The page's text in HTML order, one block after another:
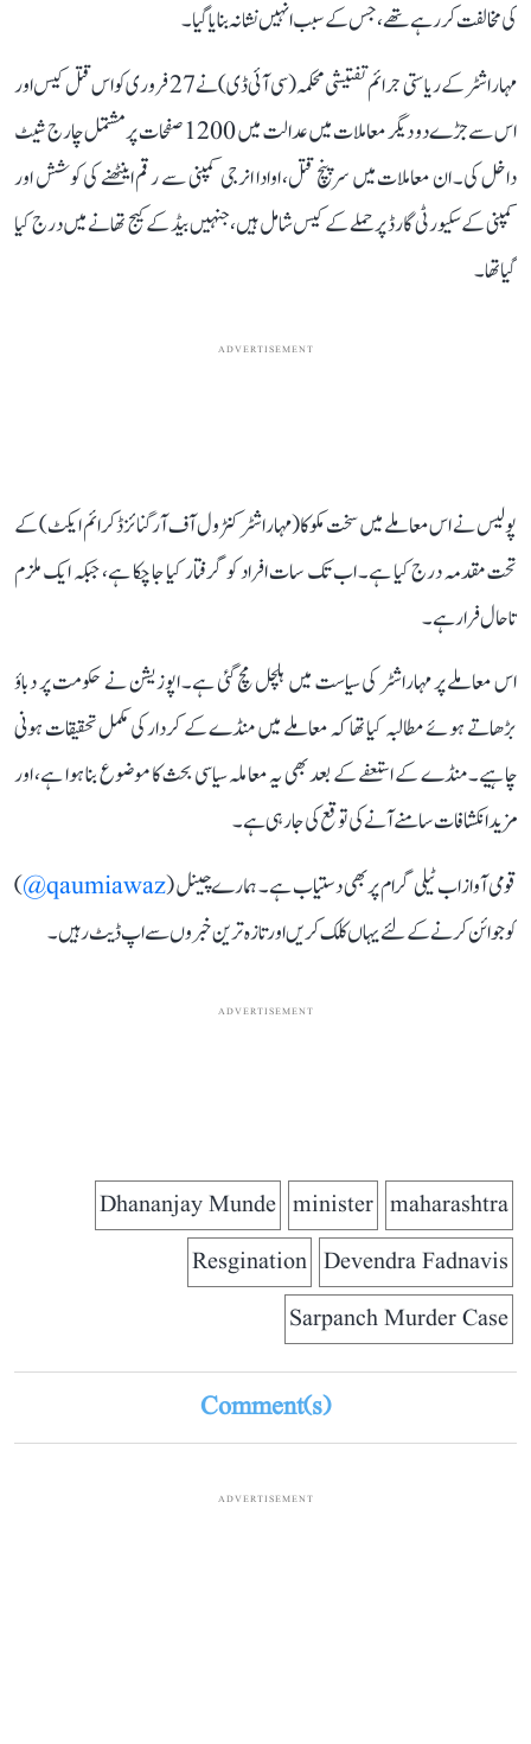
کی مخالفت کر رہے تھے، جس کے سبب انہیں نشانہ بنایا گیا۔
مہاراشٹر کے ریاستی جرائم تفتیشی محکمہ (سی آئی ڈی) نے 27 فروری کو اس قتل کیس اور
اس سے جڑے دو دیگر معاملات میں عدالت میں 1200 صفحات پر مشتمل چارج شیٹ
داخل کی۔ ان معاملات میں سرپنچ قتل، اوادا انرجی کمپنی سے رقم اینٹھنے کی کوشش اور
کمپنی کے سکیورٹی گارڈ پر حملے کے کیس شامل ہیں، جنہیں بیڈ کے کیج تھانے میں درج کیا
گیا تھا۔
ADVERTISEMENT
پولیس نے اس معاملے میں سخت مکوکا (مہاراشٹر کنٹرول آف آرگنائزڈ کرائم ایکٹ) کے
تحت مقدمہ درج کیا ہے۔ اب تک سات افراد کو گرفتار کیا جا چکا ہے، جبکہ ایک ملزم
تاحال فرار ہے۔
اس معاملے پر مہاراشٹر کی سیاست میں ہلچل مچ گئی ہے۔ اپوزیشن نے حکومت پر دباؤ
بڑھاتے ہوئے مطالبہ کیا تھا کہ معاملے میں منڈے کے کردار کی مکمل تحقیقات ہونی
چاہیے۔ منڈے کے استعفے کے بعد بھی یہ معاملہ سیاسی بحث کا موضوع بنا ہوا ہے، اور
مزید انکشافات سامنے آنے کی توقع کی جا رہی ہے۔
قومی آواز اب ٹیلی گرام پر بھی دستیاب ہے۔ ہمارے چینل (qaumiawaz@
)
کو جوائن کرنے کے لئے یہاں کلک کریں اور تازہ ترین خبروں سے اپ ڈیٹ رہیں۔
ADVERTISEMENT
maharashtra
minister
Dhananjay Munde
Devendra Fadnavis
Resgination
Sarpanch Murder Case
Comment(s)
ADVERTISEMENT